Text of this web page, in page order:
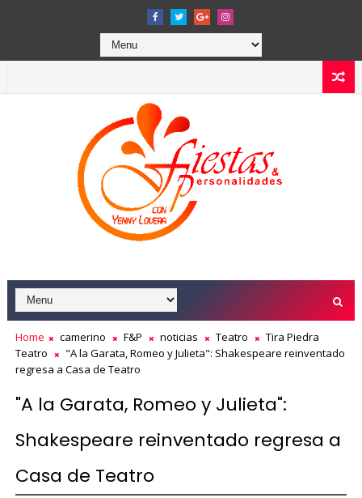
Home camerino F&P noticias Teatro
Tira Piedra
Teatro
"A la Garata, Romeo y Julieta": Shakespeare reinventado
regresa a Casa de Teatro
"A la Garata, Romeo y Julieta":
Shakespeare reinventado regresa a
Casa de Teatro